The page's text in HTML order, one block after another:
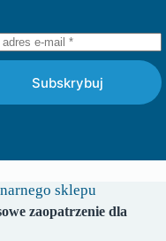
Subskrybuj
sklepu
zaopatrzenie dla